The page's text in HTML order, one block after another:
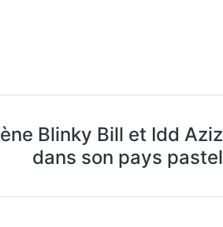
Blinky Bill et Idd Aziz
dans son pays pastel